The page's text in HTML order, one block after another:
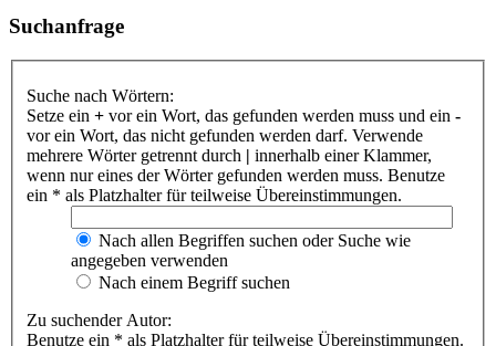
Suchanfrage
Suche nach Wörtern:
Setze ein + vor ein Wort, das gefunden werden muss und ein -
vor ein Wort, das nicht gefunden werden darf. Verwende
mehrere Wörter getrennt durch | innerhalb einer Klammer,
wenn nur eines der Wörter gefunden werden muss. Benutze
ein * als Platzhalter für teilweise Übereinstimmungen.
Nach allen Begriffen suchen oder Suche wie
angegeben verwenden
Nach einem Begriff suchen
Zu suchender Autor:
Benutze ein * als Platzhalter für teilweise Übereinstimmungen.